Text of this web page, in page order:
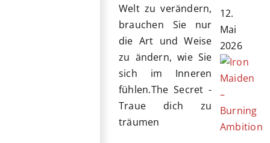
Welt zu verändern,
brauchen Sie nur
die Art und Weise
zu ändern, wie Sie
sich im Inneren
fühlen.The Secret -
Traue dich zu
träumen
12.
Mai
2026